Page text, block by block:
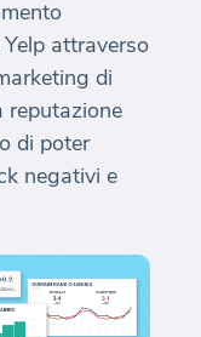
attraverso
di
reputazione
di poter
negativi e